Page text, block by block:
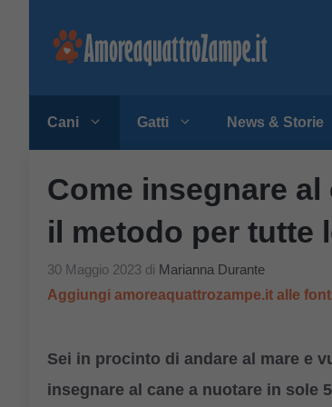
Cani Gatti News & Storie
Come insegnare
il metodo per tutte
30 Maggio 2023 di Marianna Durante
Aggiungi amoreaquattrozampe.it alle
Sei in procinto di andare al mare e
insegnare al cane a nuotare in sole